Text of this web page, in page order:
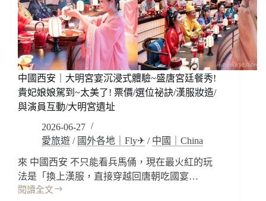
日
遊
不
夜
城
~
越
夜
越
嗨、
大
噴
泉
絕
中國西安｜大明宮宴沉浸式體驗~盛唐宮廷餐秀!
貴妃娘娘駕到~太美了! 票價/選位祕訣/漢服妝造/
與演員互動/大明宮遺址
2026-06-27
愛旅遊 / 國外各地｜Fly✈ / 中國｜China
來 中國西安 不只能看兵馬俑，現在最火紅的玩
法是「換上漢服，直接穿越回唐朝吃國宴…
閱讀全文
中